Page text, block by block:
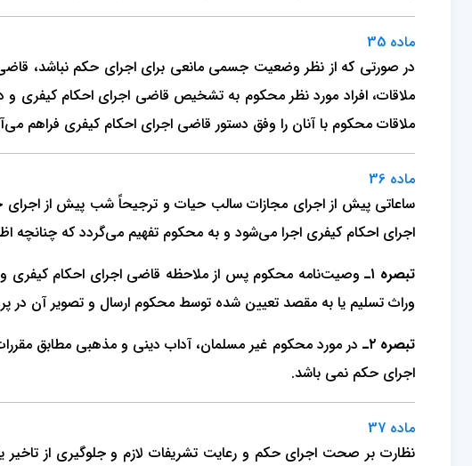
ماده 35
در صورتی که از نظر وضعیت جسمی مانعی برای اجرای حکم نباشد، قاضی
ملاقات، افراد مورد نظر محکوم به تشخیص قاضی اجرای احکام کیفری
ملاقات محکوم با آنان را وفق دستور قاضی اجرای احکام کیفری فراهم
ماده 36
ساعاتی پیش از اجرای مجازات سالب حیات و ترجیحاً شب پیش از
اجرای احکام کیفری اجرا می‌شود و به محکوم تفهیم می‌گردد که چنان­چه
تبصره ۱ـ
وصیت‌نامه محکوم پس از ملاحظه قاضی اجرای احکام کیفری و
وراث تسلیم یا به مقصد تعیین شده توسط محکوم ارسال و تصویر آن در
تبصره ۲ـ
در مورد محکوم غیر مسلمان، آداب دینی و مذهبی مطابق
اجرای حکم نمی باشد.
ماده 37
نظارت بر صحت اجرای حکم و رعایت تشریفات لازم و جلوگیری از